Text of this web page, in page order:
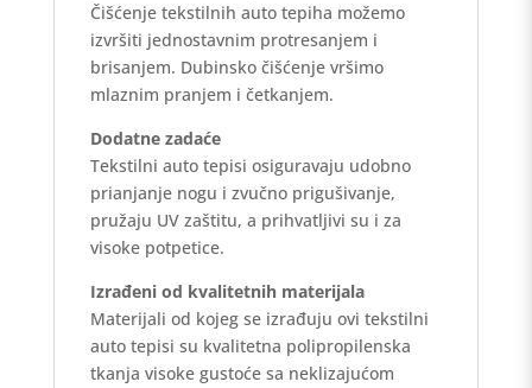
Čišćenje tekstilnih auto tepiha možemo
izvršiti jednostavnim protresanjem i
brisanjem. Dubinsko čišćenje vršimo
mlaznim pranjem i četkanjem.
Dodatne zadaće
Tekstilni auto tepisi osiguravaju udobno
prianjanje nogu i zvučno prigušivanje,
pružaju UV zaštitu, a prihvatljivi su i za
visoke potpetice.
Izrađeni od kvalitetnih materijala
Materijali od kojeg se izrađuju ovi tekstilni
auto tepisi su kvalitetna polipropilenska
tkanja visoke gustoće sa neklizajućom